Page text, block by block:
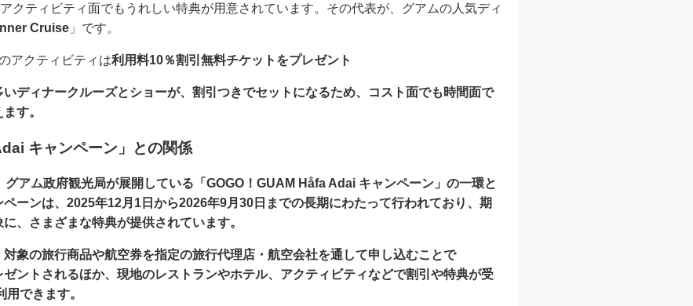
クティビティ面でもうれしい特典が用意されています。その代表が、グアムの人気ディ
Cruise 」です。
アクティビティは利用料10％割引無料チケットをプレゼント
ディナークルーズとショーが、割引つきでセットになるため、コスト面でも時間面で
す。
キャンペーン」との関係
アム政府観光局が展開している「 GOGO！GUAM Håfa Adai キャンペーン 」の一環と
ーンは、2025年12月1日から2026年9月30日までの長期にわたって行われており、期
、さまざまな特典が提供されています。
象の旅行商品や航空券を指定の旅行代理店・航空会社を通して申し込むことで
ゼントされるほか、現地のレストランやホテル、アクティビティなどで割引や特典が受
できます。